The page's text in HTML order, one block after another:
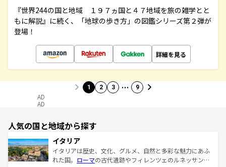
『世界244の国と地域 １９７ヵ国と４７地域を旅の雑学とと
もに解説』に続く、「地球の歩き方」の図鑑シリーズ第２弾が
登場！
詳細を見る
1 2 3 … 9
AD
AD
人気の国と地域から探す
イタリア
イタリアは歴史、文化、グルメ、自然と多彩な魅力にあふ
れた国。 ローマの古代遺跡やフィレンツェのルネッサンス